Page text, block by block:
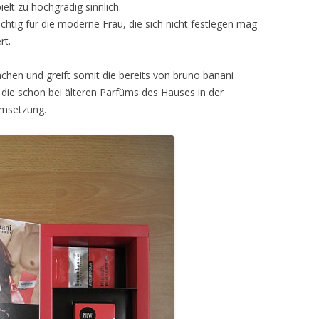
zu hochgradig sinnlich.
für die moderne Frau, die sich nicht festlegen mag
und greift somit die bereits von bruno banani
schon bei älteren Parfüms des Hauses in der